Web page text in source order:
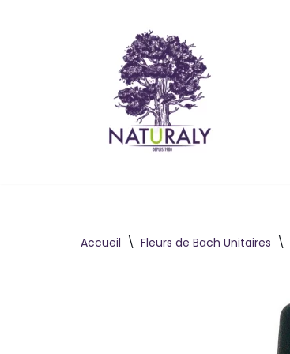
Accueil \ Fleurs de Bach Unitaires \